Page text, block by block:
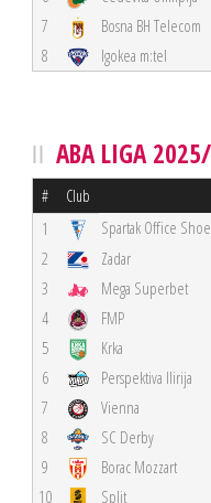
7
Bosna BH Telecom
8
Igokea m:tel
ABA LIGA
# Club
1 Spartak Office
2
Zadar
3
Mega Superbet
4
FMP
5
Krka
6
Perspektiva Ilirija
7
Vienna
8
SC Derby
9
Borac Mozzart
10
Split